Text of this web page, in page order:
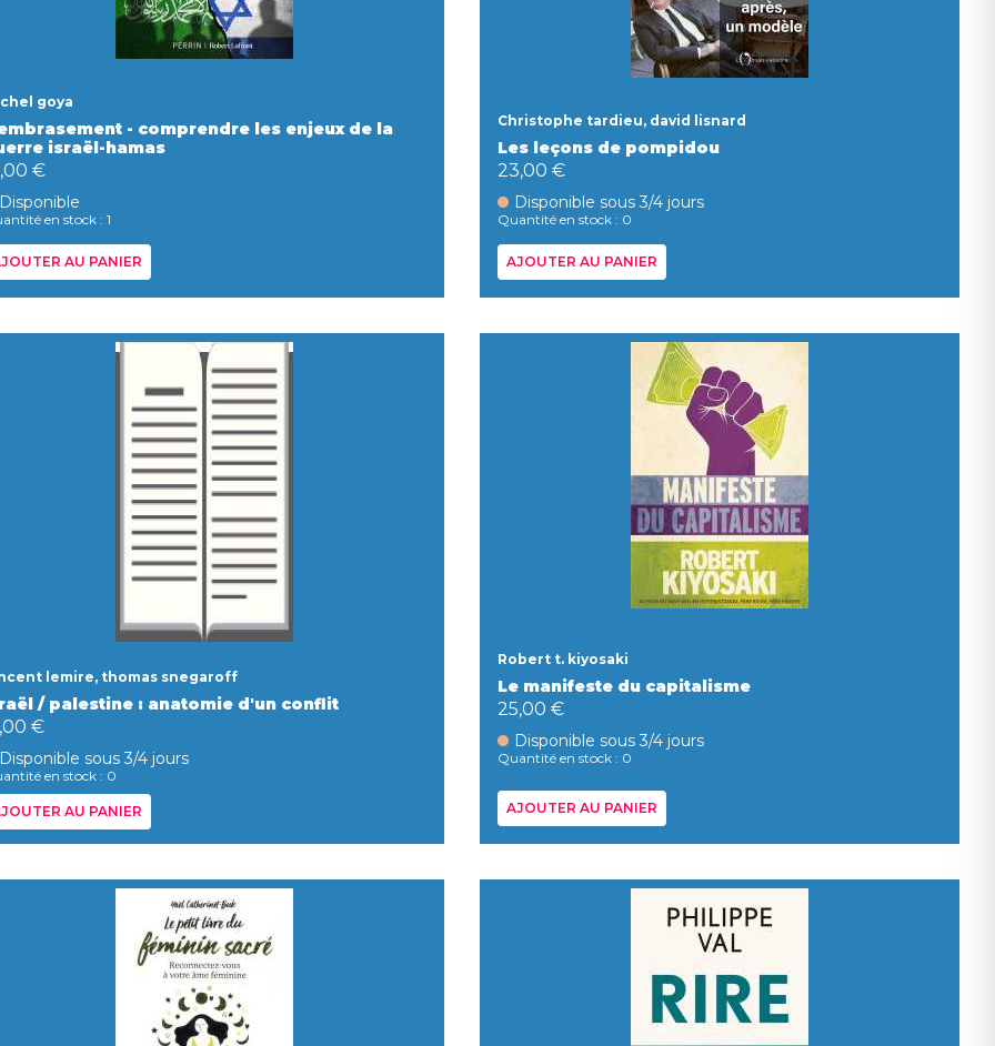
goya
- comprendre les enjeux de la
israël-hamas
€
Disponible
en stock : 1
AU PANIER
Christophe tardieu, david lisnard
Les leçons de pompidou
23,00 €
Disponible sous 3/4 jours
Quantité en stock : 0
AJOUTER AU PANIER
lemire, thomas snegaroff
/ palestine : anatomie d'un conflit
€
Disponible sous 3/4 jours
en stock : 0
AU PANIER
Robert t. kiyosaki
Le manifeste du capitalisme
25,00 €
Disponible sous 3/4 jours
Quantité en stock : 0
AJOUTER AU PANIER